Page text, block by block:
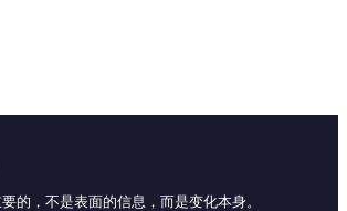
的，不是表面的信息，而是变化本身。